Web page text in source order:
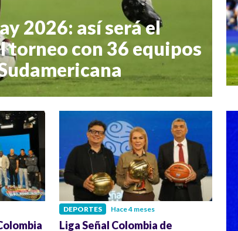
2026: así será el
torneo con 36 equipos
DEPORTES Hace 4 meses
Liga Señal Colombia de